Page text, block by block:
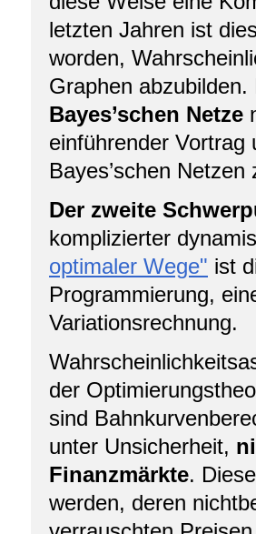
letzten Jahren ist
worden,
Graphen
Bayes’schen Netze
einführender Vortrag
Bayes’schen
Der zweite
komplizierter
optimaler Wege" ist
Programmierung,
Variationsrechnung.
der
sind
unter Unsicherheit,
Finanzmärkte.
werden, deren